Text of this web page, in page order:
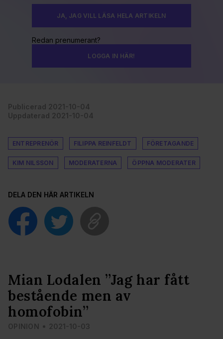
JA, JAG VILL LÄSA HELA ARTIKELN
Redan prenumerant?
LOGGA IN HÄR!
Publicerad 2021-10-04
Uppdaterad 2021-10-04
ENTREPRENÖR FILIPPA REINFELDT FÖRETAGANDE
KIM NILSSON MODERATERNA ÖPPNA MODERATER
DELA DEN HÄR ARTIKELN
Mian Lodalen ”Jag har fått
bestående men av
homofobin”
OPINION 2021-10-03